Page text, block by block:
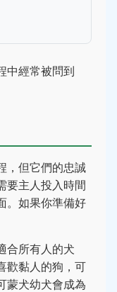
中經常被問到
，但它們的忠誠
要主人投入時間
。如果你準備好
合所有人的犬
歡黏人的狗，可
蒙犬幼犬會成為